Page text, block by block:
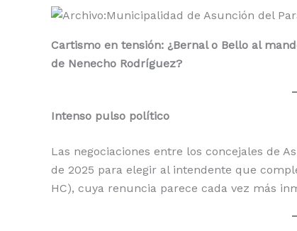
c
e
b
k
itt
er
ai
l
at
s
A
te
re
p
y
m
p
Cartismo en tensión: ¿Bernal o Bello al
de Nenecho Rodríguez?
Intenso pulso político
Las negociaciones entre los concejales de
de 2025 para elegir al intendente que
HC), cuya renuncia parece cada vez más